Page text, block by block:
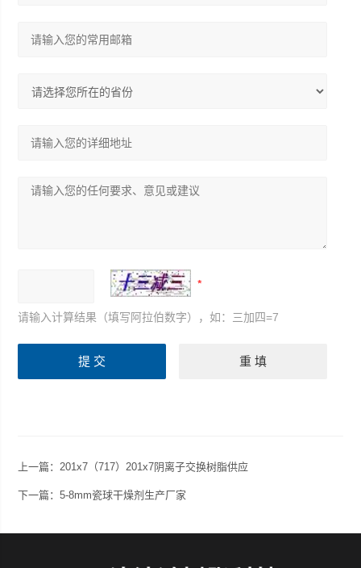
请输入计算结果（填写阿拉伯数字），如：三加四=7
上一篇： 201x7（717）201x7阴离子交换树脂供应
下一篇：5-8mm瓷球干燥剂生产厂家